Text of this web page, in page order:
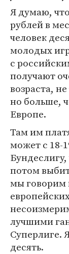
Я думаю,
рублей в
человек
молодых
с
получают
возраста,
но больше,
Европе.
Там им
может с 18-
потом
мы говорим
лучшими
Суперлиге.
десять.